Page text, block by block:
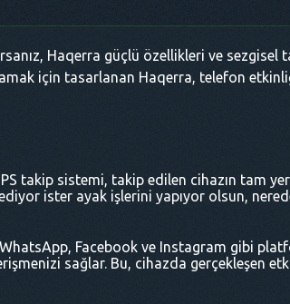
Haqerra güçlü özellikleri ve sezgisel
için tasarlanan Haqerra, telefon
takip sistemi, takip edilen cihazın tam
ister ayak işlerini yapıyor olsun,
Facebook ve Instagram gibi
sağlar. Bu, cihazda gerçekleşen